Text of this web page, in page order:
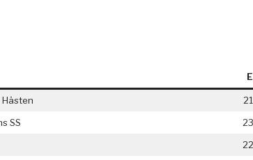
Hästen
SS